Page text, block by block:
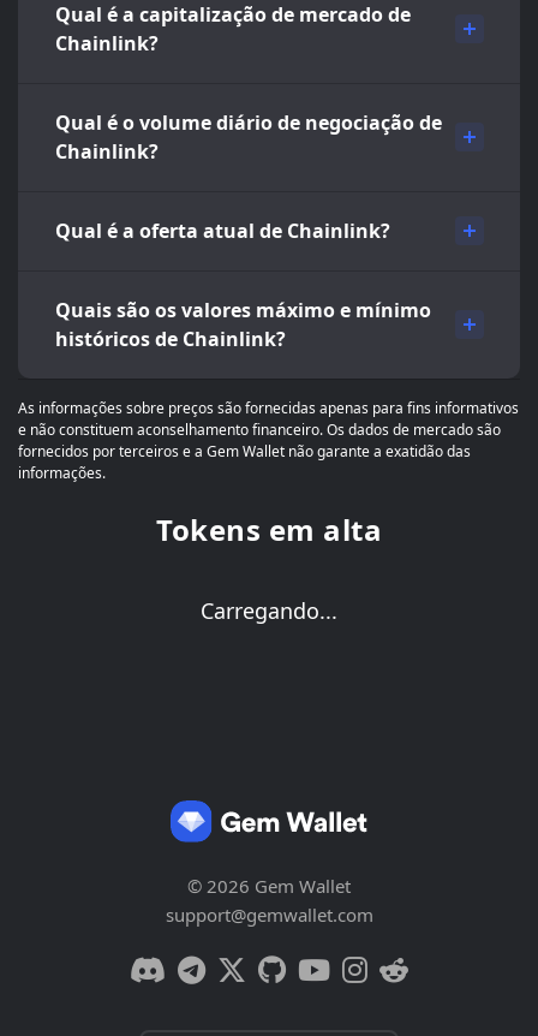
Qual é a capitalização de mercado de
Chainlink?
Qual é o volume diário de negociação de
Chainlink?
Qual é a oferta atual de Chainlink?
Quais são os valores máximo e mínimo
históricos de Chainlink?
As informações sobre preços são fornecidas apenas para fins informativos
e não constituem aconselhamento financeiro. Os dados de mercado são
fornecidos por terceiros e a Gem Wallet não garante a exatidão das
informações.
Tokens em alta
Carregando...
© 2026 Gem Wallet
support@gemwallet.com